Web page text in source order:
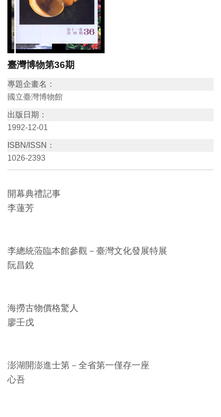
觀
資
訊
覽
資
訊
教
育
動
文
創
藏
研
便
民
臺灣博物第36期
專題企畫名：
國立臺灣博物館
出版日期：
1992-12-01
ISBN/ISSN：
1026-2393
開幕典禮記事
李蓮芳
李總統蒞臨本館參觀－臺灣文化發展特展
阮昌銳
海撈古物價格驚人
廖壬戊
澎湖開澎進士第－全省第一僅存一座
心吾